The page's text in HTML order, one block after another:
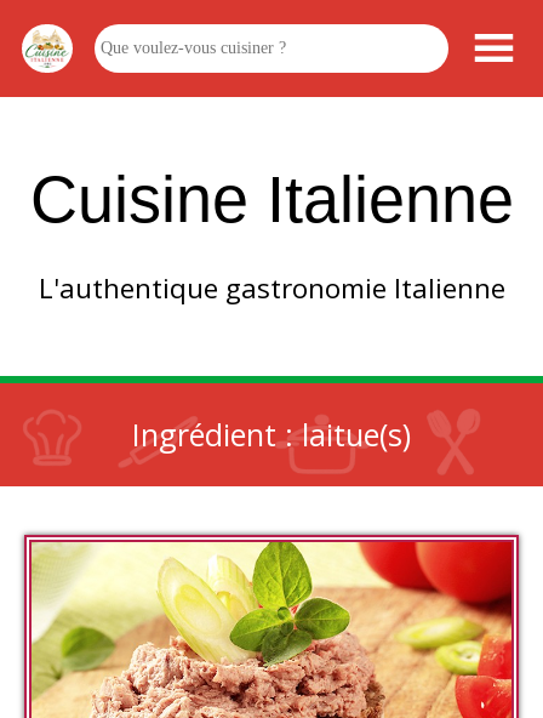
Cuisine Italienne
L'authentique gastronomie Italienne
Ingrédient :laitue(s)